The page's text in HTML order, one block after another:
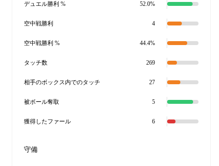
デュエル勝利 % 52.0%
空中戦勝利 4
空中戦勝利 % 44.4%
タッチ数 269
相手のボックス内でのタッチ 27
被ボール奪取 5
獲得したファール 6
守備